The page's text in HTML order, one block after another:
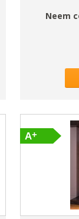
Neem